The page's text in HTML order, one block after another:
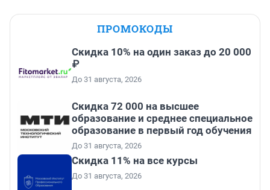
ПРОМОКОДЫ
Скидка 10% на один заказ до 20 000
₽
До 31 августа, 2026
Скидка 72 000 на высшее
образование и среднее специальное
образование в первый год обучения
До 31 августа, 2026
Скидка 11% на все курсы
До 31 августа, 2026